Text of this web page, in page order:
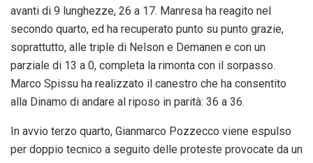
avanti di 9 lunghezze, 26 a 17. Manresa ha reagito nel
secondo quarto, ed ha recuperato punto su punto grazie,
soprattutto, alle triple di Nelson e Demanen e con un
parziale di 13 a 0, completa la rimonta con il sorpasso.
Marco Spissu ha realizzato il canestro che ha consentito
alla Dinamo di andare al riposo in parità: 36 a 36.
In avvio terzo quarto, Gianmarco Pozzecco viene espulso
per doppio tecnico a seguito delle proteste provocate da un